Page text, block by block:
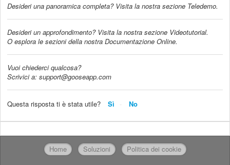
Desideri una panoramica completa? Visita la nostra sezione Teledemo.
Desideri un approfondimento? Visita la nostra sezione Videotutorial.
O esplora le sezioni della nostra Documentazione Online.
Vuoi chiederci qualcosa?
Scrivici a: support@gooseapp.com
Questa risposta ti è stata utile? Sì No
Home Soluzioni Politica dei cookie